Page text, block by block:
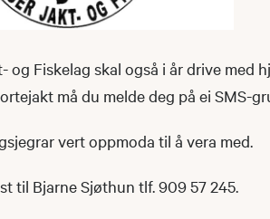
og Fiskelag skal også i år drive med
må du melde deg på ei SMS-
vert oppmoda til å vera med.
til Bjarne Sjøthun tlf. 909 57 245.